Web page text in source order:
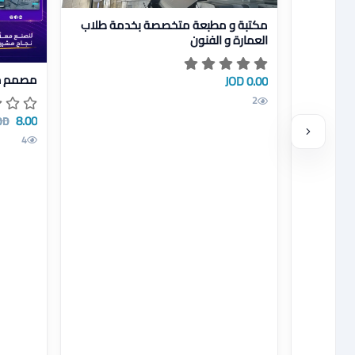
عرض تفاصيل مكتبة و مطبعة متخصصة بخدمة طلاب
مكتبة و مطبعة متخصصة بخدمة طلاب
العمارة و الفنون
0.00 JOD
2
عرض
مصمم
8.00 JOD
4